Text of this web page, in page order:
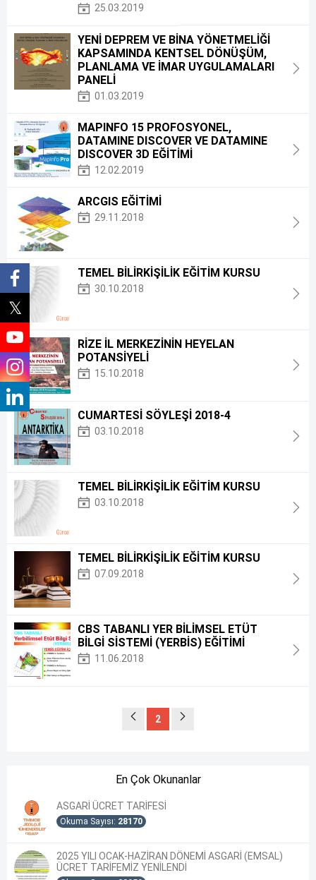
25.03.2019
YENİ DEPREM VE BİNA YÖNETMELİĞİ
KAPSAMINDA KENTSEL DÖNÜŞÜM,
PLANLAMA VE İMAR UYGULAMALARI
PANELİ
01.03.2019
MAPINFO 15 PROFOSYONEL,
DATAMINE DISCOVER VE DATAMINE
DISCOVER 3D EĞİTİMİ
12.02.2019
ARCGIS EĞİTİMİ
29.11.2018
TEMEL BİLİRKİŞİLİK EĞİTİM KURSU
30.10.2018
RİZE İL MERKEZİNİN HEYELAN
POTANSİYELİ
15.10.2018
CUMARTESİ SÖYLEŞİ 2018-4
03.10.2018
TEMEL BİLİRKİŞİLİK EĞİTİM KURSU
03.10.2018
TEMEL BİLİRKİŞİLİK EĞİTİM KURSU
07.09.2018
CBS TABANLI YER BİLİMSEL ETÜT
BİLGİ SİSTEMİ (YERBİS) EĞİTİMİ
11.06.2018
2
En Çok Okunanlar
ASGARİ ÜCRET TARİFESİ
Okuma Sayısı: 28170
2025 YILI OCAK-HAZİRAN DÖNEMİ ASGARİ (EMSAL)
ÜCRET TARİFEMİZ YENİLENDİ